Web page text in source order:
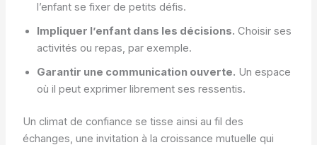
l’enfant se fixer de petits défis.
Impliquer l’enfant dans les décisions. Choisir ses
activités ou repas, par exemple.
Garantir une communication ouverte. Un espace
où il peut exprimer librement ses ressentis.
Un climat de confiance se tisse ainsi au fil des
échanges, une invitation à la croissance mutuelle qui